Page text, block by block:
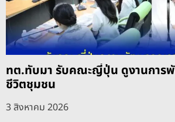
ทต.ทับมา รับคณะญี่ปุ่น ดูงานกา
ชีวิตชุมชน
3 สิงหาคม 2026